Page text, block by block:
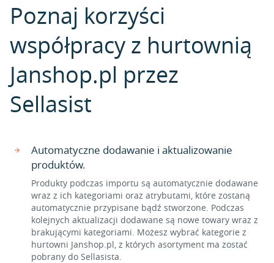
Poznaj korzyści
współpracy z hurtownią
Janshop.pl przez
Sellasist
Automatyczne dodawanie i aktualizowanie
produktów.
Produkty podczas importu są automatycznie dodawane
wraz z ich kategoriami oraz atrybutami, które zostaną
automatycznie przypisane bądź stworzone. Podczas
kolejnych aktualizacji dodawane są nowe towary wraz z
brakującymi kategoriami. Możesz wybrać kategorie z
hurtowni Janshop.pl, z których asortyment ma zostać
pobrany do Sellasista.